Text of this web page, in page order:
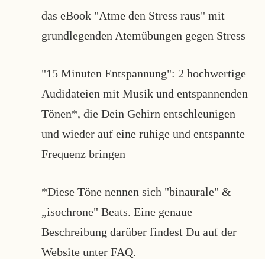
das eBook "Atme den Stress raus" mit
grundlegenden Atemübungen gegen Stress
"15 Minuten Entspannung": 2 hochwertige
Audidateien mit Musik und entspannenden
Tönen*, die Dein Gehirn entschleunigen
und wieder auf eine ruhige und entspannte
Frequenz bringen
*Diese Töne nennen sich "binaurale" &
„isochrone" Beats. Eine genaue
Beschreibung darüber findest Du auf der
Website unter FAQ.